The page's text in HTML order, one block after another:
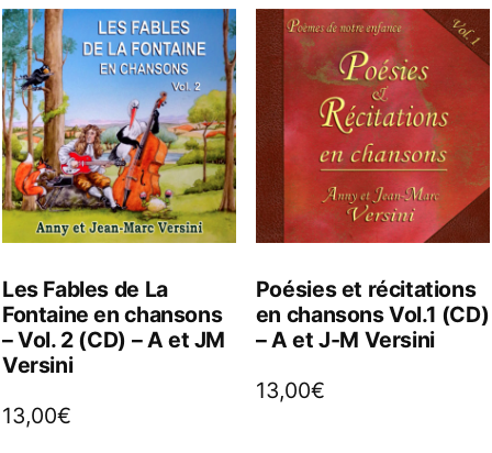
Les Fables de La
Fontaine en chansons
– Vol. 2 (CD) – A et JM
Versini
13,00€
Poésies et récitations
en chansons Vol.1 (CD)
– A et J-M Versini
13,00€